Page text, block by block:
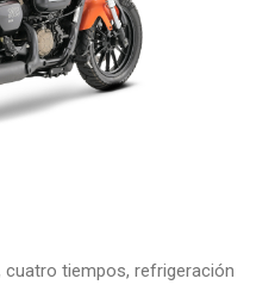
tiempos, refrigeración